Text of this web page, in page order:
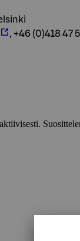
, +46 (0)418 47